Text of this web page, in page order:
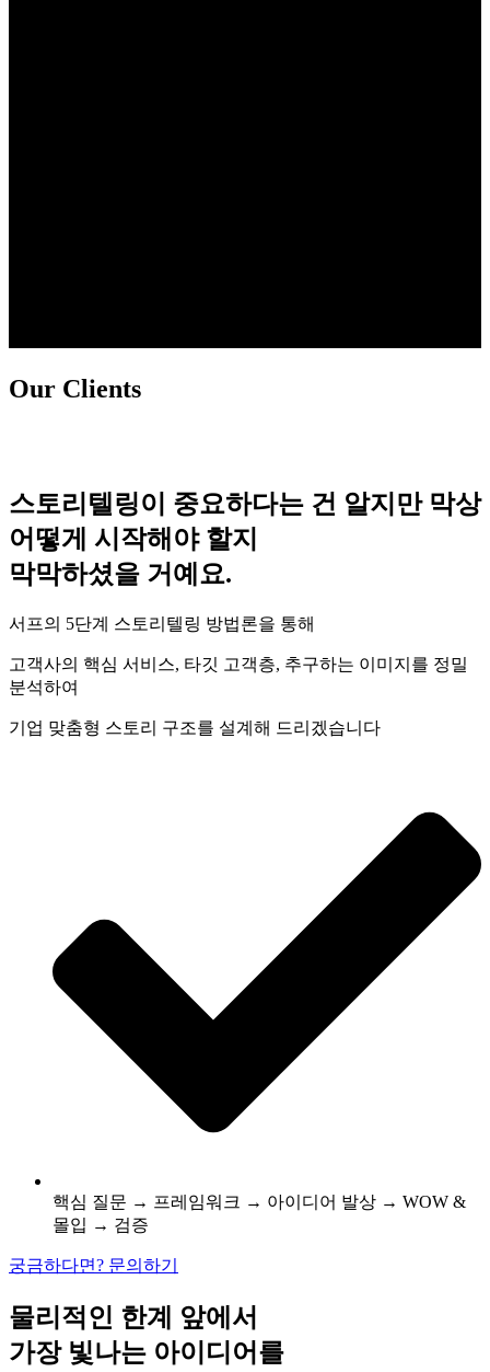
Our Clients
스토리텔링이 중요하다는 건 알지만 막상
어떻게 시작해야 할지
막막하셨을 거예요.
서프의 5단계 스토리텔링 방법론을 통해
고객사의 핵심 서비스, 타깃 고객층, 추구하는 이미지를 정밀
분석하여
기업 맞춤형 스토리 구조를 설계해 드리겠습니다
핵심 질문 → 프레임워크 → 아이디어 발상 → WOW &
몰입 → 검증
궁금하다면? 문의하기
물리적인 한계 앞에서
가장 빛나는 아이디어를